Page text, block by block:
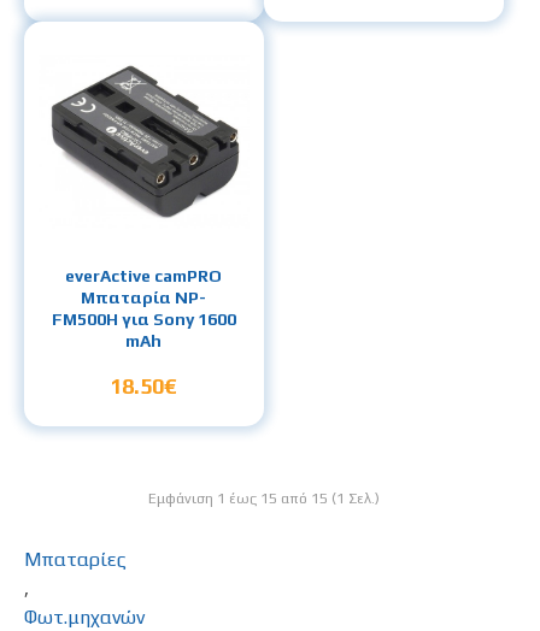
everActive camPRO
Μπαταρία NP-
FM500H για Sony 1600
mAh
18.50€
Εμφάνιση 1 έως 15 από 15 (1 Σελ.)
Μπαταρίες
,
Φωτ.μηχανών